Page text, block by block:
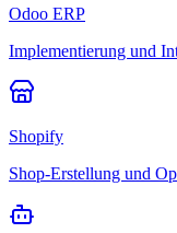
Odoo ERP
Implementierung und
Shopify
Shop-Erstellung und